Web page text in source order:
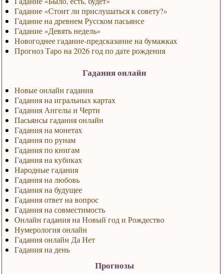
Гадание «Стоит ли прислушаться к совету?»
Гадание на древнем Русском пасьянсе
Гадание «Девять недель»
Новогоднее гадание-предсказание на бумажках
Прогноз Таро на 2026 год по дате рождения
Гадания онлайн
Новые онлайн гадания
Гадания на игральных картах
Гадания Ангелы и Черти
Пасьянсы гадания онлайн
Гадания на монетах
Гадания по рунам
Гадания по книгам
Гадания на кубиках
Народные гадания
Гадания на любовь
Гадания на будущее
Гадания ответ на вопрос
Гадания на совместимость
Онлайн гадания на Новый год и Рождество
Нумерология онлайн
Гадания онлайн Да Нет
Гадания на день
Прогнозы